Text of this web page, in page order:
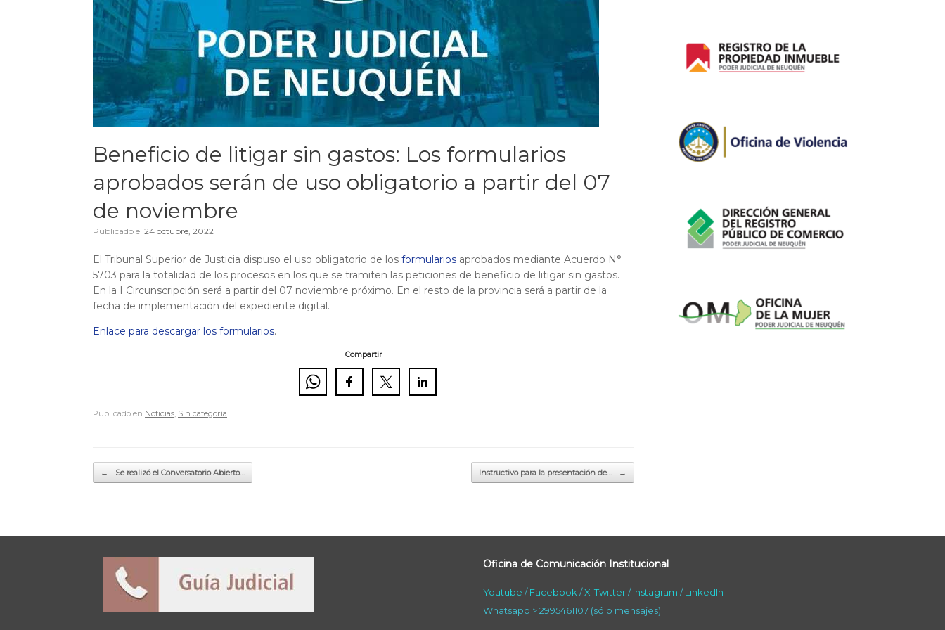
Beneficio de litigar sin gastos: Los formularios
aprobados serán de uso obligatorio a partir del 07
de noviembre
Publicado el 24 octubre, 2022
El Tribunal Superior de Justicia dispuso el uso obligatorio de los formularios aprobados mediante Acuerdo N°
5703 para la totalidad de los procesos en los que se tramiten las peticiones de beneficio de litigar sin gastos.
En la I Circunscripción será a partir del 07 noviembre próximo. En el resto de la provincia será a partir de la
fecha de implementación del expediente digital.
Enlace para descargar los formularios.
Compartir
Publicado en Noticias Sin categoría
Navegador de artículos
← Se realizó el Conversatorio Abierto… Instructivo para la presentación de… →
Oficina de Comunicación Institucional
Youtube /Facebook /X-Twitter/Instagram /LinkedIn
Whatsapp > 2995461107 (sólo mensajes)